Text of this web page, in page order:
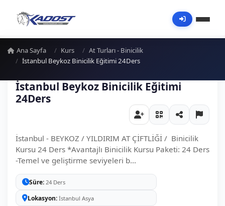
Ana Sayfa Kurs
At Turları - Binicilik
İstanbul Beykoz Binicilik Eğitimi 24Ders
İstanbul Beykoz Binicilik Eğitimi
24Ders
İstanbul - BEYKOZ / YILDIRIM AT ÇİFTLİĞİ / Binicilik
Kursu 24 Ders *Avantajlı Binicilik Kursu Paketi: 24 Ders
-Temel ve geliştirme seviyeleri b...
Süre 24 Ders
Lokasyon İstanbul Asya